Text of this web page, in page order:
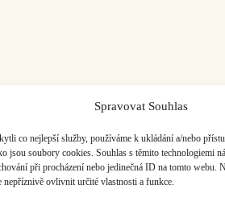
Spravovat Souhlas
co nejlepší služby, používáme k ukládání a/nebo
jsou soubory cookies. Souhlas s těmito technologiemi
při procházení nebo jedinečná ID na tomto webu.
nepříznivě ovlivnit určité vlastnosti a funkce.